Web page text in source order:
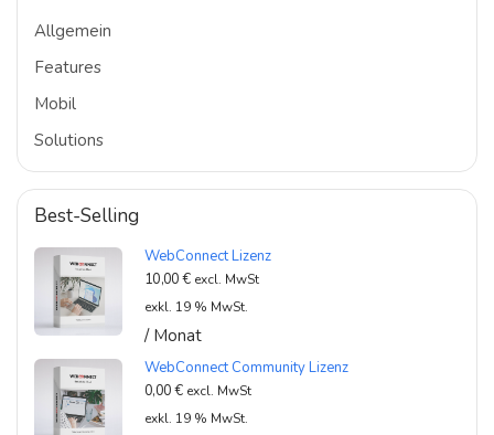
Allgemein
Features
Mobil
Solutions
Best-Selling
WebConnect Lizenz
10,00€ excl. MwSt
exkl. 19 % MwSt.
/ Monat
WebConnect Community Lizenz
0,00€ excl. MwSt
exkl. 19 % MwSt.